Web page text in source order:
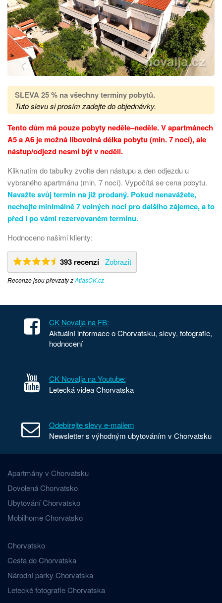
SLEVA 25 % na všechny termíny pobytů.
Tuto slevu si prosím zadejte do objednávky.
Tento dům má pouze pobyty neděle–neděle. V apartmánech
A5 a A6 je možná libovolná délka pobytu (min. 7 nocí), ale
nástup/odjezd nesmí být v neděli.
Kliknutím do tabulky zvolte den nástupu a den odjezdu u
vybraného apartmánu (min. 7 nocí). Vypočítá se cena pobytu.
Navažte svůj termín na již prodaný. Pokud nenavážete,
nechejte minimálně 7 volných nocí pro dalšího zájemce, a to
před i po vámi rezervovaném termínu.
Hodnoceno našimi klienty:
393 recenzí Zobrazit
Recenze jsou převzaty zAtlasCK.cz
CK Novalja na FB:
Aktuální informace o Chorvatsku, slevy, fotografie,
hodnocení
CK Novalja na Youtube:
Letecká videa Chorvatska
Odebírejte slevy e-mailem
Newsletter s výhodným ubytováním v Chorvatsku
Apartmány v Chorvatsku
Dovolená Chorvatsko
Ubytování Chorvatsko
Mobilhome Chorvatsko
Chorvatsko
Cesta do Chorvatska
Národní parky Chorvatska
Letecké fotografie Chorvatska